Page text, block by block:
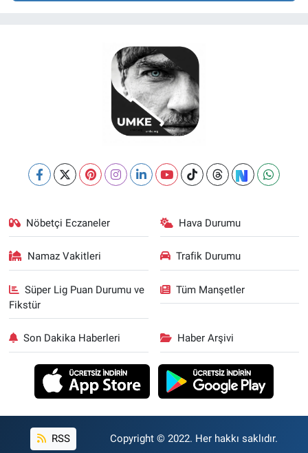
Nöbetçi Eczaneler Hava Durumu
Namaz Vakitleri Trafik Durumu
Süper Lig Puan Durumu ve
Fikstür
Tüm Manşetler
Son Dakika Haberleri Haber Arşivi
RSS Copyright © 2022. Her hakkı saklıdır.